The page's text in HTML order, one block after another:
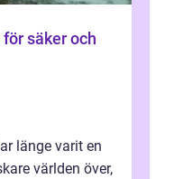
säker och
länge varit en
världen över,